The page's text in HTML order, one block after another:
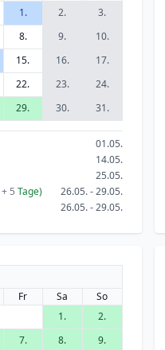
1.
2.
3.
8. 9.
10.
15. 16.
17.
22. 23.
24.
29. 30. 31.
01.05.
14.05.
25.05.
+ 5 Tage)
26.05. - 29.05.
26.05. - 29.05.
Fr Sa
So
1.
2.
7. 8.
9.